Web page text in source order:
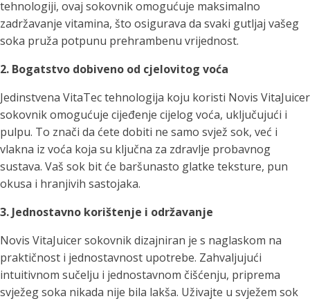
tehnologiji, ovaj sokovnik omogućuje maksimalno
zadržavanje vitamina, što osigurava da svaki gutljaj vašeg
soka pruža potpunu prehrambenu vrijednost.
2. Bogatstvo dobiveno od cjelovitog voća
Jedinstvena VitaTec tehnologija koju koristi Novis VitaJuicer
sokovnik omogućuje cijeđenje cijelog voća, uključujući i
pulpu. To znači da ćete dobiti ne samo svjež sok, već i
vlakna iz voća koja su ključna za zdravlje probavnog
sustava. Vaš sok bit će baršunasto glatke teksture, pun
okusa i hranjivih sastojaka.
3. Jednostavno korištenje i održavanje
Novis VitaJuicer sokovnik dizajniran je s naglaskom na
praktičnost i jednostavnost upotrebe. Zahvaljujući
intuitivnom sučelju i jednostavnom čišćenju, priprema
svježeg soka nikada nije bila lakša. Uživajte u svježem sok